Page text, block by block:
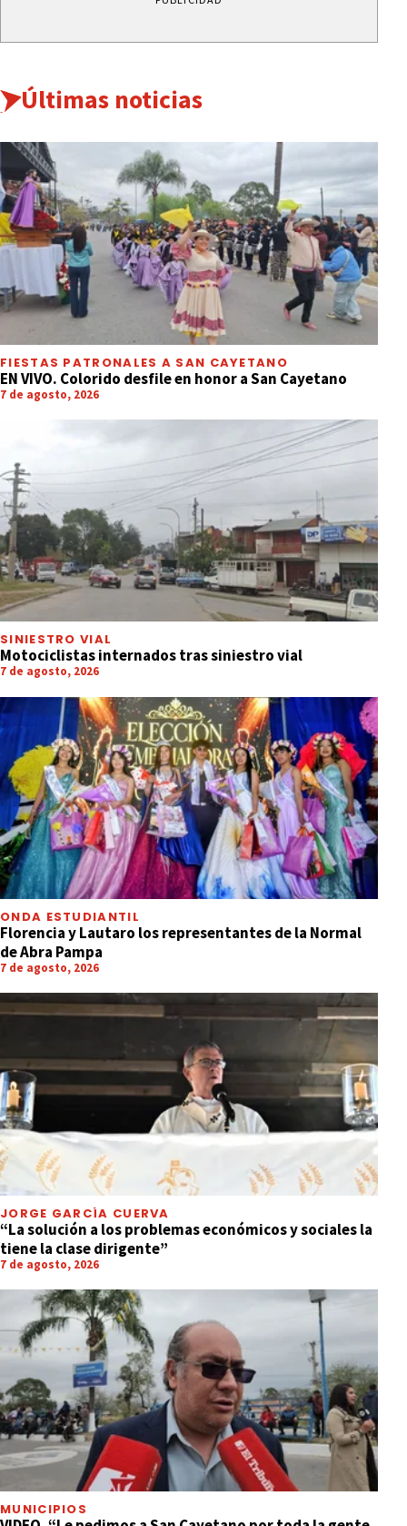
Últimas noticias
FIESTAS PATRONALES A SAN CAYETANO
EN VIVO. Colorido desfile en honor a San Cayetano
7 de agosto, 2026
SINIESTRO VIAL
Motociclistas internados tras siniestro vial
7 de agosto, 2026
ONDA ESTUDIANTIL
Florencia y Lautaro los representantes de la Normal
de Abra Pampa
7 de agosto, 2026
JORGE GARCÍA CUERVA
“La solución a los problemas económicos y sociales la
tiene la clase dirigente”
7 de agosto, 2026
MUNICIPIOS